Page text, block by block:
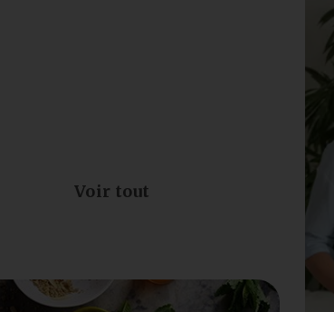
Voir tout